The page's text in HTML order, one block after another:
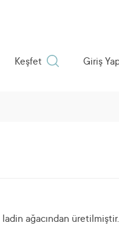
Giriş
Keşfet
ladin ağacından üretilmiştir.